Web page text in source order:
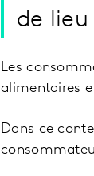
de
Les
alimentaires
Dans ce